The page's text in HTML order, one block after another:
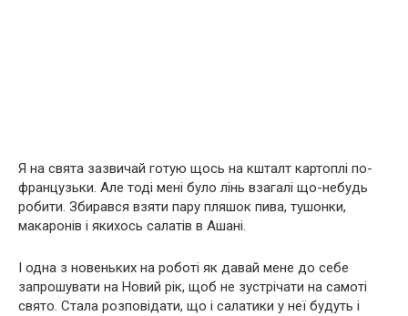
Я на свята зазвичай готую щось на кшталт картоплі по-
французьки. Але тоді мені було лінь взагалі що-небудь
робити. Збирався взяти пару пляшок пива, тушонки,
макаронів і якихось салатів в Ашані.
І одна з новеньких на роботі як давай мене до себе
запрошувати на Новий рік, щоб не зустрічати на самоті
свято. Стала розповідати, що і салатики у неї будуть і